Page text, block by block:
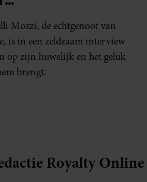
Mozzi, de echtgenoot van
is in een zeldzaam interview
op zijn huwelijk en het geluk
brengt.
Royalty Online